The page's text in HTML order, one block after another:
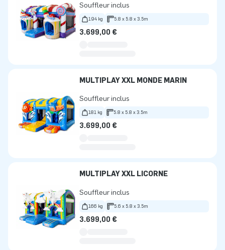
Souffleur inclus
194 kg 5.8 x 5.8 x 3.5m
3.699,00 €
MULTIPLAY XXL MONDE MARIN
Souffleur inclus
181 kg 5.8 x 5.8 x 3.5m
3.699,00 €
MULTIPLAY XXL LICORNE
Souffleur inclus
166 kg 5.6 x 5.8 x 3.5m
3.699,00 €